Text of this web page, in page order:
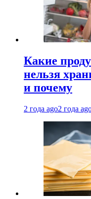
Какие
нельзя
и почему
2 года ago2 года